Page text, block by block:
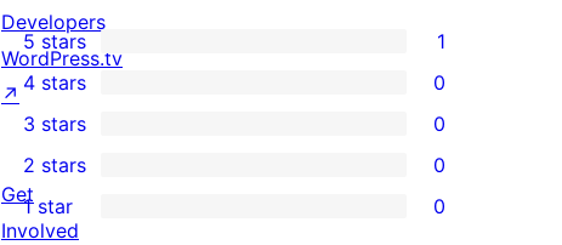
1
5-
star
review
5 stars 1
4-
star
reviews
4 stars 0
0
3-
star
3 stars 0
2-
2 stars 0
0
1 star 0
Developers
WordPress.tv
↗
Get
Involved